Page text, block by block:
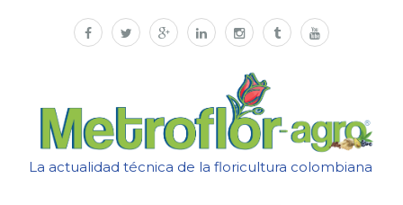
La actualidad técnica de la floricultura colombiana